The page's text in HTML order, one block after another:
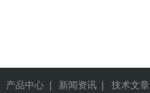
产品中心 新闻资讯 技术文章